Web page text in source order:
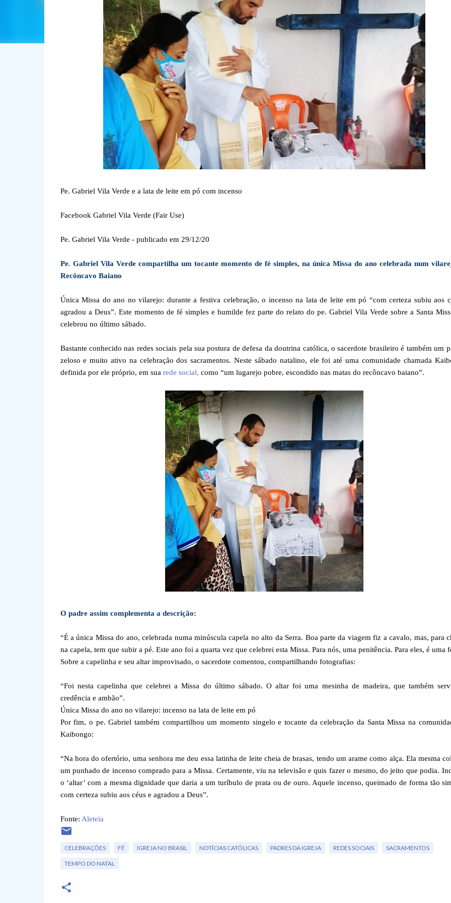
Pe. Gabriel Vila Verde e a lata de leite em pó com incenso
Facebook Gabriel Vila Verde (Fair Use)
Pe. Gabriel Vila Verde - publicado em 29/12/20
Pe. Gabriel Vila Verde compartilha um tocante momento de fé simples, na única Missa do ano celebrada num
Recôncavo Baiano
Única Missa do ano no vilarejo: durante a festiva celebração, o incenso na lata de leite em pó “com certeza subiu aos
agradou a Deus”. Este momento de fé simples e humilde fez parte do relato do pe. Gabriel Vila Verde sobre a Santa
celebrou no último sábado.
Bastante conhecido nas redes sociais pela sua postura de defesa da doutrina católica, o sacerdote brasileiro é também um
zeloso e muito ativo na celebração dos sacramentos. Neste sábado natalino, ele foi até uma comunidade chamada
definida por ele próprio, em sua rede social, como “um lugarejo pobre, escondido nas matas do recôncavo baiano”.
O padre assim complementa a descrição:
“É a única Missa do ano, celebrada numa minúscula capela no alto da Serra. Boa parte da viagem fiz a cavalo, mas, para
na capela, tem que subir a pé. Este ano foi a quarta vez que celebrei esta Missa. Para nós, uma penitência. Para eles, é uma
Sobre a capelinha e seu altar improvisado, o sacerdote comentou, compartilhando fotografias:
“Foi nesta capelinha que celebrei a Missa do último sábado. O altar foi uma mesinha de madeira, que também
credência e ambão”.
Única Missa do ano no vilarejo: incenso na lata de leite em pó
Por fim, o pe. Gabriel também compartilhou um momento singelo e tocante da celebração da Santa Missa na
Kaibongo:
“Na hora do ofertório, uma senhora me deu essa latinha de leite cheia de brasas, tendo um arame como alça. Ela mesma
um punhado de incenso comprado para a Missa. Certamente, viu na televisão e quis fazer o mesmo, do jeito que podia.
o ‘altar’ com a mesma dignidade que daria a um turíbulo de prata ou de ouro. Aquele incenso, queimado de forma tão
com certeza subiu aos céus e agradou a Deus”.
Fonte: Aleteia
CELEBRAÇÕES FÉ IGREJA NO BRASIL NOTÍCIAS CATÓLICAS PADRES DA IGREJA REDES SOCIAIS SACRAMENTOS
TEMPO DO NATAL